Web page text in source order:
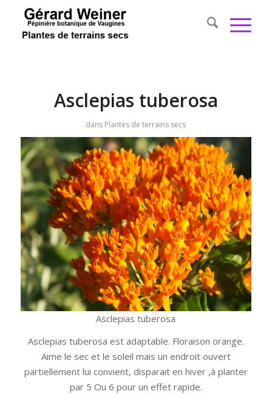
Asclepias tuberosa
dans Plantes de terrains secs
Asclepias tuberosa
Asclepias tuberosa est adaptable. Floraison orange.
Aime le sec et le soleil mais un endroit ouvert
partiellement lui convient, disparait en hiver ,à planter
par 5 Ou 6 pour un effet rapide.